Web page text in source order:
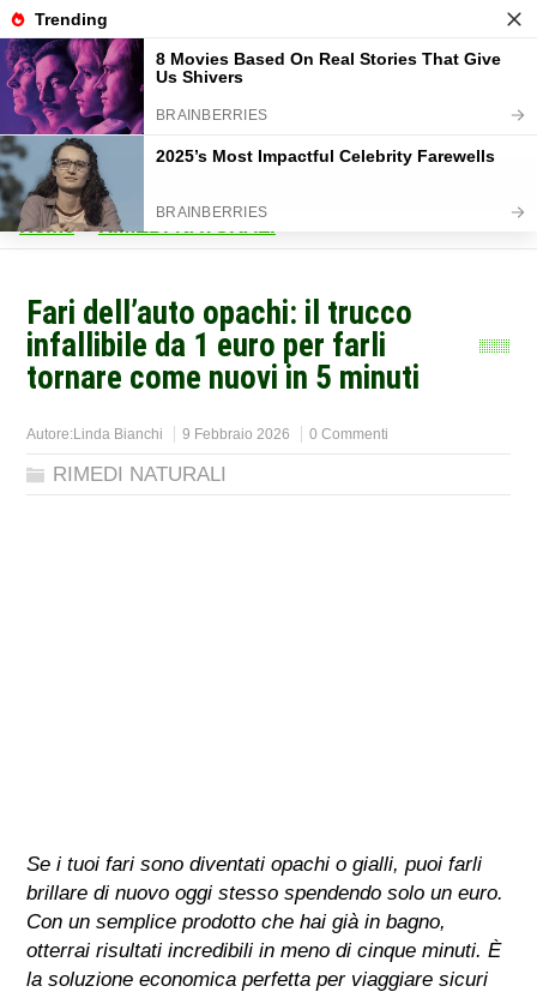
Home>RIMEDI NATURALI
Fari dell’auto opachi: il trucco
infallibile da 1 euro per farli
tornare come nuovi in 5 minuti
Autore:Linda Bianchi 9 Febbraio 2026 0 Commenti
RIMEDI NATURALI
Se i tuoi fari sono diventati opachi o gialli, puoi farli
brillare di nuovo oggi stesso spendendo solo un euro.
Con un semplice prodotto che hai già in bagno,
otterrai risultati incredibili in meno di cinque minuti. È
la soluzione economica perfetta per viaggiare sicuri